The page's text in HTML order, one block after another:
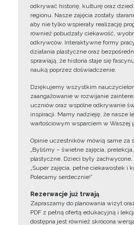
odkrywać historię, kulturę oraz
regionu. Nasze zajęcia zostały
aby nie tylko wspierały realizację
również pobudzały ciekawość,
odkrywców. Interaktywne formy
działania plastyczne oraz
sprawiają, że historia staje się
nauką poprzez doświadczenie.
Dziękujemy wszystkim
zaangażowanie w rozwijanie
uczniów oraz wspólne odkrywanie
inspiracji. Mamy nadzieję, że nasze
wartościowym wsparciem w Waszej
Opinie uczestników mówią same za
„Byliśmy – świetne zajęcia,
plastyczne. Dzieci były
„Super zajęcia, pełne ciekawostek i
Polecamy serdecznie!”
Rezerwacje już trwają
Zapraszamy do planowania wizyt
PDF z pełną ofertą edukacyjną i
dostępna jest również skrócona